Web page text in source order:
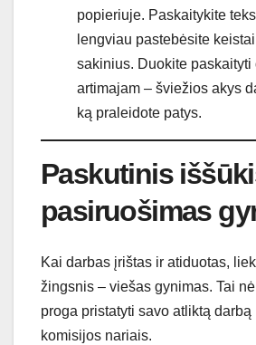
popieriuje. Paskaitykite
lengviau pastebėsite
sakinius. Duokite paskaityti
artimajam – šviežios akys
ką praleidote patys.
Paskutinis
pasiruošimas
Kai darbas įrištas ir atiduotas,
žingsnis – viešas gynimas. Tai
proga pristatyti savo atliktą
komisijos nariais.